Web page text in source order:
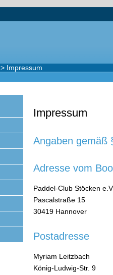
> Impressum
Impressum
Angaben gemäß
Adresse vom
Paddel-Club Stöcken e.V.
Pascalstraße 15
30419 Hannover
Postadresse
Myriam Leitzbach
König-Ludwig-Str. 9